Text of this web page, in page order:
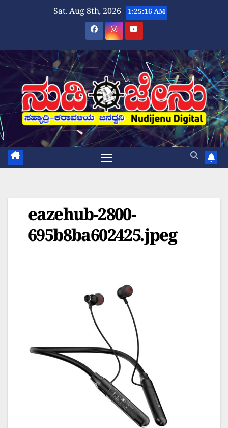
Sat. Aug 8th, 2026 1:25:17 AM
eazehub-2800-
695b8ba602425.jpeg